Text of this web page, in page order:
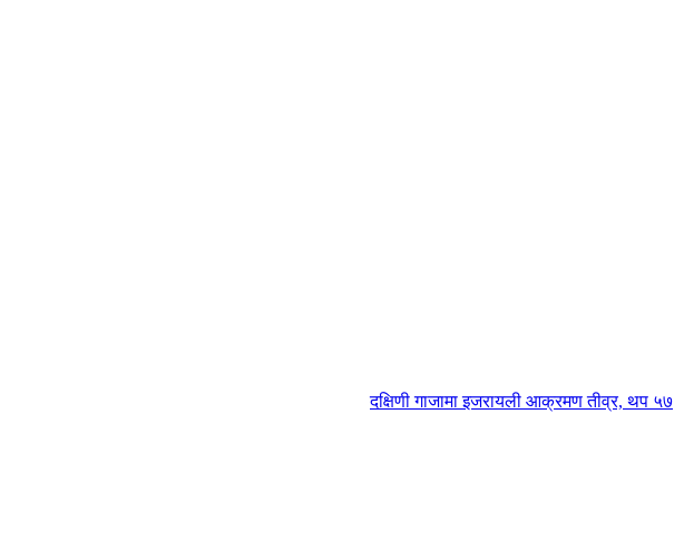
दक्षिणी गाजामा इजरायली आक्रमण तीव्र, थप ५७